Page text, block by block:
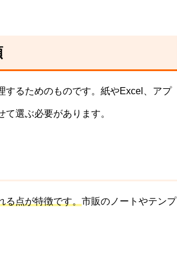
するためのものです。紙やExcel、アプ
選ぶ必要があります。
点が特徴です。 市販のノートやテンプ